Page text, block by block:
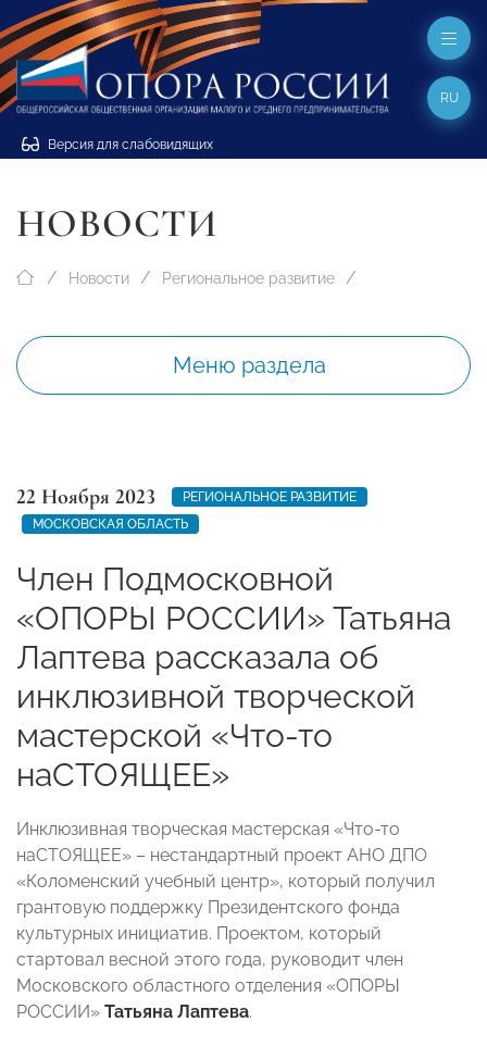
Версия для слабовидящих
RU
НОВОСТИ
Новости Региональное развитие
Меню раздела
22 Ноября 2023
РЕГИОНАЛЬНОЕ РАЗВИТИЕ
МОСКОВСКАЯ ОБЛАСТЬ
Член Подмосковной
«ОПОРЫ РОССИИ» Татьяна
Лаптева рассказала об
инклюзивной творческой
мастерской «Что-то
наСТОЯЩЕЕ»
Инклюзивная творческая мастерская «Что-то
наСТОЯЩЕЕ» – нестандартный проект АНО ДПО
«Коломенский учебный центр», который получил
грантовую поддержку Президентского фонда
культурных инициатив. Проектом, который
стартовал весной этого года, руководит член
Московского областного отделения «ОПОРЫ
РОССИИ» Татьяна Лаптева.